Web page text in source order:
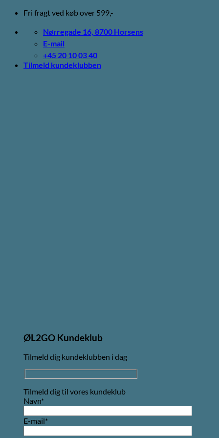
Fortsæt
indhold
Fri fragt ved køb over 599,-
Nørregade 16, 8700 Horsens
E-mail
+45 20 10 03 40
Tilmeld kundeklubben
ØL2GO Kundeklub
Tilmeld dig kundeklubben i dag
Tilmeld dig til vores kundeklub
Navn*
E-mail*